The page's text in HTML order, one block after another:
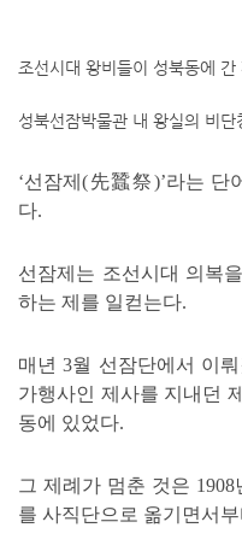
조선시대 왕비들이 성북동에 간
성북선잠박물관 내 왕실의 비
‘선잠제(先蠶祭)’라는
다.
선잠제는 조선시대 의복
하는 제를 일컫는다.
매년 3월 선잠단에서 이
가행사인 제사를 지내던
동에 있었다.
그 제례가 멈춘 것은
를 사직단으로 옮기면서